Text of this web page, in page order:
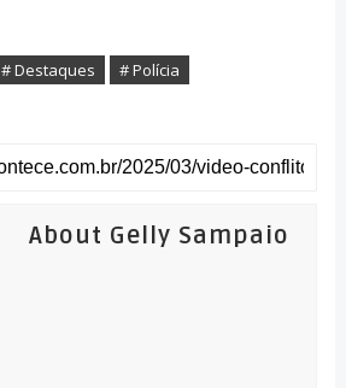
# Destaques
# Polícia
About Gelly Sampaio